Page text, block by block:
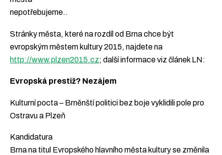
nepotřebujeme..
Stránky města, které na rozdíl od Brna chce být
evropským městem kultury 2015, najdete na
http://www.plzen2015.cz; další informace viz článek LN:
Evropská prestiž? Nezájem
Kulturní pocta – Brněnští politici bez boje vyklidili pole pro
Ostravu a Plzeň
Kandidatura
Brna na titul Evropského hlavního města kultury se změnila